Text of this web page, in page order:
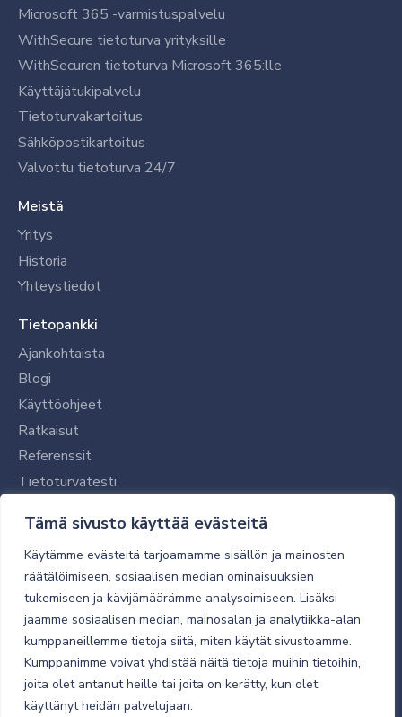
Tämä sivusto käyttää evästeitä
Käytämme evästeitä tarjoamamme sisällön ja mainosten
räätälöimiseen, sosiaalisen median ominaisuuksien
tukemiseen ja kävijämäärämme analysoimiseen. Lisäksi
jaamme sosiaalisen median, mainosalan ja analytiikka-alan
kumppaneillemme tietoja siitä, miten käytät sivustoamme.
Kumppanimme voivat yhdistää näitä tietoja muihin tietoihin,
joita olet antanut heille tai joita on kerätty, kun olet
käyttänyt heidän palvelujaan.
Microsoft 365 -varmistuspalvelu
WithSecure tietoturva yrityksille
WithSecuren tietoturva Microsoft 365:lle
Käyttäjätukipalvelu
Tietoturvakartoitus
Sähköpostikartoitus
Valvottu tietoturva 24/7
Meistä
Yritys
Historia
Yhteystiedot
Tietopankki
Ajankohtaista
Blogi
Käyttöohjeet
Ratkaisut
Referenssit
Tietoturvatesti
Tilaajalle
Toimitustavat ja -kulut
Verkkokaupan yleiset ehdot
Toimitusehdot
Tietosuojaseloste
Tietoturva